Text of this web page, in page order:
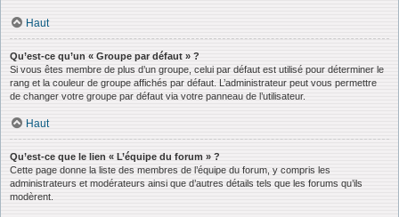
Haut
Qu’est-ce qu’un « Groupe par défaut » ?
Si vous êtes membre de plus d’un groupe, celui par défaut est utilisé pour déterminer le
rang et la couleur de groupe affichés par défaut. L’administrateur peut vous permettre
de changer votre groupe par défaut via votre panneau de l’utilisateur.
Haut
Qu’est-ce que le lien « L’équipe du forum » ?
Cette page donne la liste des membres de l’équipe du forum, y compris les
administrateurs et modérateurs ainsi que d’autres détails tels que les forums qu’ils
modèrent.